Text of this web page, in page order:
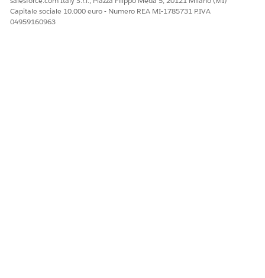
QUESTO ARTICOLO HA RISOLTO IL PROBLEMA?
Capitale sociale 10.000 euro - Numero REA MI-1785731 P.IVA
04959160963